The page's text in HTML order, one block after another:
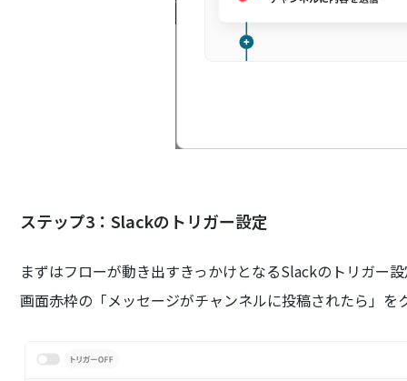
ステップ3：Slackのトリガー設定
まずはフローが動き出すきっかけとなるSlackのトリガー
画面赤枠の「メッセージがチャンネルに投稿されたら」を